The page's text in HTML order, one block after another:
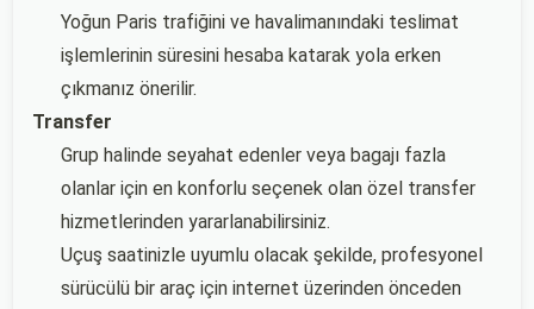
Yoğun Paris trafiğini ve havalimanındaki teslimat
işlemlerinin süresini hesaba katarak yola erken
çıkmanız önerilir.
Transfer
Grup halinde seyahat edenler veya bagajı fazla
olanlar için en konforlu seçenek olan özel transfer
hizmetlerinden yararlanabilirsiniz.
Uçuş saatinizle uyumlu olacak şekilde, profesyonel
sürücülü bir araç için internet üzerinden önceden